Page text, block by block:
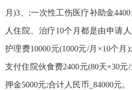
月)3、;一次性工伤医疗补助金
人住院、治疗10个月都是由申请
护理费10000元(1000元/月×10个
支付住院伙食费2400元(80天×30
押金5000元;合计人民币_84000元。